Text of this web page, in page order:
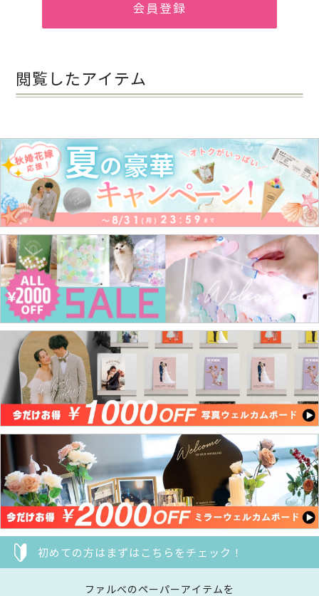
会員登録
閲覧したアイテム
初めての方はまずはこちらをチェック！
ファルべのペーパーアイテムを